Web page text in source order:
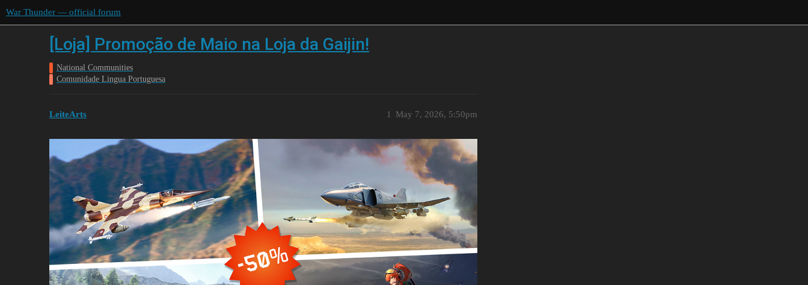
War Thunder — official forum
[Loja] Promoção de Maio na Loja da Gaijin!
National Communities
Comunidade Lingua Portuguesa
LeiteArts May 7, 2026, 5:50pm
1